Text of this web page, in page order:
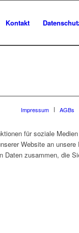
Kontakt
Impressum AGBs
für soziale
Website an
Daten zusammen, die